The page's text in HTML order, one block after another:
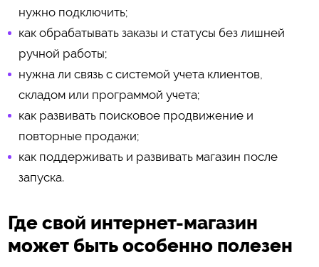
нужно подключить;
как обрабатывать заказы и статусы без лишней
ручной работы;
нужна ли связь с системой учета клиентов,
складом или программой учета;
как развивать поисковое продвижение и
повторные продажи;
как поддерживать и развивать магазин после
запуска.
Где свой интернет-магазин
может быть особенно полезен